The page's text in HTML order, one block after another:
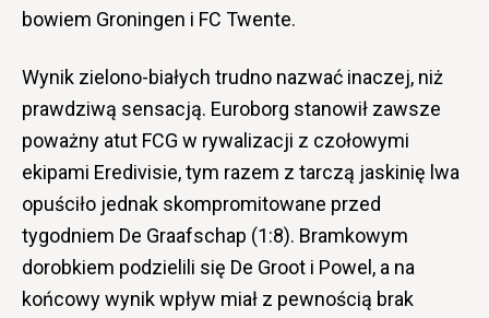
bowiem Groningen i FC Twente.
Wynik zielono-białych trudno nazwać inaczej, niż
prawdziwą sensacją. Euroborg stanowił zawsze
poważny atut FCG w rywalizacji z czołowymi
ekipami Eredivisie, tym razem z tarczą jaskinię lwa
opuściło jednak skompromitowane przed
tygodniem De Graafschap (1:8). Bramkowym
dorobkiem podzielili się De Groot i Powel, a na
końcowy wynik wpływ miał z pewnością brak